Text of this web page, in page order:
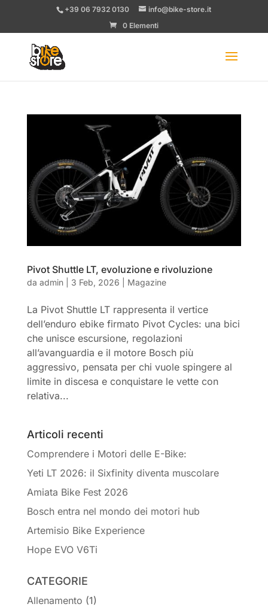
+39 06 7932 0130
info@bike-store.it
0 Elementi
Pivot Shuttle LT, evoluzione e rivoluzione
da admin| 3 Feb, 2026 Magazine
La Pivot Shuttle LT rappresenta il vertice
dell’enduro ebike firmato Pivot Cycles: una bici
che unisce escursione, regolazioni
all’avanguardia e il motore Bosch più
aggressivo, pensata per chi vuole spingere al
limite in discesa e conquistare le vette con
relativa...
Articoli recenti
Comprendere i Motori delle E-Bike:
Yeti LT 2026: il Sixfinity diventa muscolare
Amiata Bike Fest 2026
Bosch entra nel mondo dei motori hub
Artemisio Bike Experience
Hope EVO V6Ti
CATEGORIE
Allenamento (1)